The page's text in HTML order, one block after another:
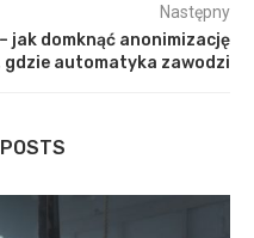
Następny
jak domknąć anonimizację
gdzie automatyka zawodzi